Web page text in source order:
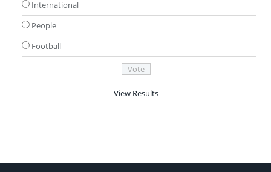
International
People
Football
View Results